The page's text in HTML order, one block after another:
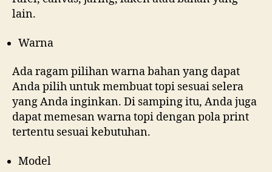
lain.
Warna
Ada ragam pilihan warna bahan yang dapat
Anda pilih untuk membuat topi sesuai selera
yang Anda inginkan. Di samping itu, Anda juga
dapat memesan warna topi dengan pola print
tertentu sesuai kebutuhan.
Model